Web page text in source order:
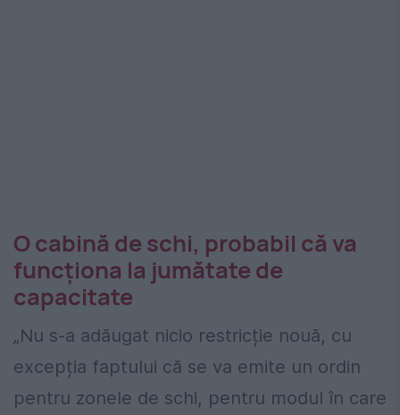
O cabină de schi, probabil că va
funcționa la jumătate de
capacitate
„Nu s-a adăugat nicio restricție nouă, cu
excepția faptului că se va emite un ordin
pentru zonele de schi, pentru modul în care